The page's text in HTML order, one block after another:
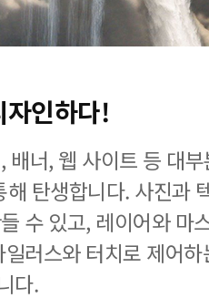
인하다!
배너, 웹 사이트 등 대
탄생합니다. 사진과
수 있고, 레이어와 마
러스와 터치로 제어
다.